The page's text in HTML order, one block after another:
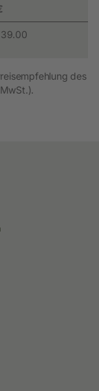
des